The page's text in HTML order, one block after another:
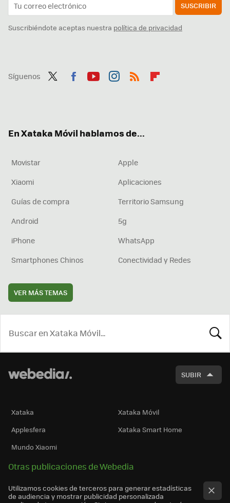
SUSCRIBIR
Suscribiéndote aceptas nuestra política de privacidad
Síguenos
En Xataka Móvil hablamos de...
Movistar
Apple
Xiaomi
Aplicaciones
Guías de compra
Territorio Samsung
Android
5g
iPhone
WhatsApp
Smartphones Chinos
Conectividad y Redes
VER MÁS TEMAS
SUBIR
Xataka
Xataka Móvil
Applesfera
Xataka Smart Home
Mundo Xiaomi
Otras publicaciones de Webedia
Utilizamos cookies de terceros para generar estadísticas
de audiencia y mostrar publicidad personalizada